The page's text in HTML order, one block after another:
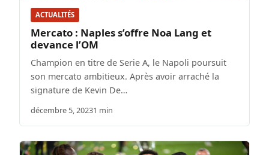
ACTUALITÉS
Mercato : Naples s’offre Noa Lang et
devance l’OM
Champion en titre de Serie A, le Napoli poursuit
son mercato ambitieux. Après avoir arraché la
signature de Kevin De…
décembre 5, 20231 min